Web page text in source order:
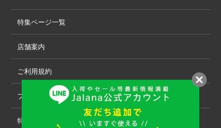
特集ページ一覧
店舗案内
ご利用規約
プライバシーポリシー
特定商取引法について